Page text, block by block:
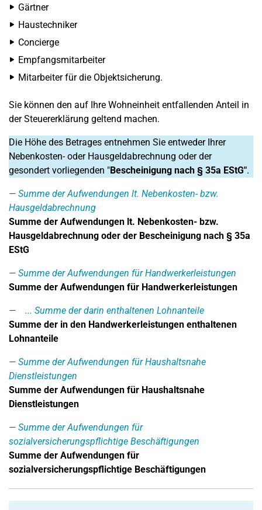
Gärtner
Haustechniker
Concierge
Empfangsmitarbeiter
Mitarbeiter für die Objektsicherung.
Sie können den auf Ihre Wohneinheit entfallenden Anteil in
der Steuererklärung geltend machen.
Die Höhe des Betrages entnehmen Sie entweder Ihrer
Nebenkosten- oder Hausgeldabrechnung oder der
gesondert vorliegenden "Bescheinigung nach § 35a EStG".
Summe der Aufwendungen lt. Nebenkosten- bzw.
Hausgeldabrechnung
Summe der Aufwendungen lt. Nebenkosten- bzw.
Hausgeldabrechnung oder der Bescheinigung nach § 35a
EStG
Summe der Aufwendungen für Handwerkerleistungen
Summe der Aufwendungen für Handwerkerleistungen
... Summe der darin enthaltenen Lohnanteile
Summe der in den Handwerkerleistungen enthaltenen
Lohnanteile
Summe der Aufwendungen für Haushaltsnahe
Dienstleistungen
Summe der Aufwendungen für Haushaltsnahe
Dienstleistungen
Summe der Aufwendungen für
sozialversicherungspflichtige Beschäftigungen
Summe der Aufwendungen für
sozialversicherungspflichtige Beschäftigungen